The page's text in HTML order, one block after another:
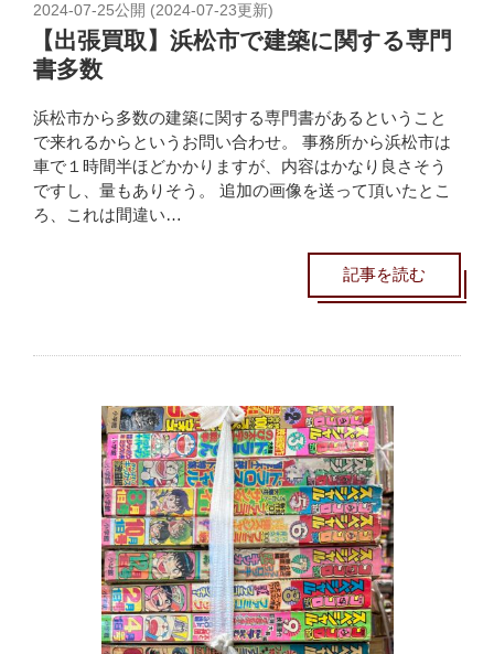
2024-07-25公開 (2024-07-23更新)
【出張買取】浜松市で建築に関する専門
書多数
浜松市から多数の建築に関する専門書があるということ
で来れるからというお問い合わせ。 事務所から浜松市は
車で１時間半ほどかかりますが、内容はかなり良さそう
ですし、量もありそう。 追加の画像を送って頂いたとこ
ろ、これは間違い…
記事を読む